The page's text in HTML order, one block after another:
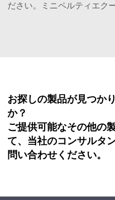
ださい。ミニペルティエク
お探しの製品が見つか
か？
ご提供可能なその他の
て、当社のコンサルタ
問い合わせください。